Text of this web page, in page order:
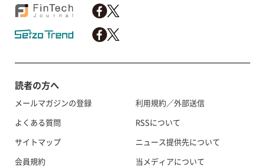
読者の方へ
メールマガジンの登録
よくある質問
サイトマップ
会員規約
利用規約／外部送信
RSSについて
ニュース提供先について
当メディアについて